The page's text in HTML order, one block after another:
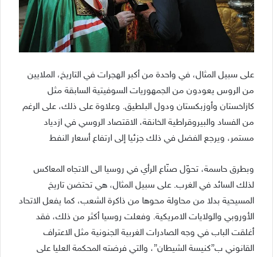
على سبيل المثال، في واحدة من أكبر الهجرات في التاريخ، الملايين
من الروس يعودون من الجمهوريات السوفيتية السابقة مثل
كازاخستان وأوزبكستان ودول البلطيق. وعلاوة على ذلك، على الرغم
من الفساد والبيروقراطية الخانقة، الاقتصاد الروسي في ازدياد
مستمر، ويرجع الفضل في ذلك جزئيا إلى ارتفاع أسعار النفط
وبطرق حاسمة، تحوّل صنّاع الرأي في روسيا الى الاتجاه المعاكس
لذلك السائد في الغرب. على سبيل المثال، هي تحتضن تاريخ
المسيحية بدلا من محاولة محوها من ذاكرة الشعب، كما يفعل الاتحاد
الأوروبي والولايات الامريكية. وفعلت روسيا أكثر من ذلك، فقد
أغلقت الباب في وجه الصادرات الغربية الجنونية مثل الاعتراف
القانوني ب”كنيسة الشيطان”، والتي فرضته المحكمة العليا على